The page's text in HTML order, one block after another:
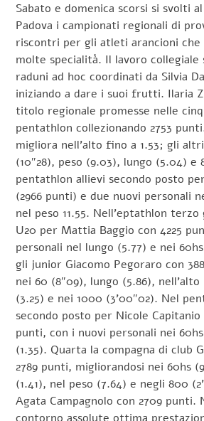
Sabato e domenica scorsi si svolti
Padova i campionati regionali di
riscontri per gli atleti arancioni che
molte specialità. Il lavoro collegiale
raduni ad hoc coordinati da Silvia
iniziando a dare i suoi frutti. Ilaria
titolo regionale promesse nelle
pentathlon collezionando 2753
migliora nell’alto fino a 1.53; gli
(10″28), peso (9.03), lungo (5.04) e
pentathlon allievi secondo posto
(2966 punti) e due nuovi personali
nel peso 11.55. Nell’eptathlon
U20 per Mattia Baggio con 4225
personali nel lungo (5.77) e nei
gli junior Giacomo Pegoraro con
nei 60 (8″09), lungo (5.86), nell’alto
(3.25) e nei 1000 (3’00″02). Nel
secondo posto per Nicole Capitanio
punti, con i nuovi personali nei 60hs
(1.35). Quarta la compagna di club
2789 punti, migliorandosi nei 60hs
(1.41), nel peso (7.64) e negli 800
Agata Campagnolo con 2709 punti.